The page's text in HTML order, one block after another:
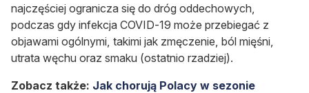
najczęściej ogranicza się do dróg oddechowych,
podczas gdy infekcja COVID-19 może przebiegać z
objawami ogólnymi, takimi jak zmęczenie, ból mięśni,
utrata węchu oraz smaku (ostatnio rzadziej).
Zobacz także: Jak chorują Polacy w sezonie